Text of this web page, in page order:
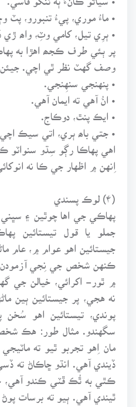
• ماءُ موري، پيءُ تنبورو، پٽ
• ٻرِي تيل، کامي وٽِ، واھ ڙي
پر ٻئي طرف ڪجھ اهڙا به
وصف گهٽ نظر ٿي اچي. جيئن:
• انُ آهي ته ايمان آهي.
• ايڪ پنٿ، دوڪاج.
• جتي باھ ٻري، اتي سيڪ اچي.
اهي پهاڪا رڳو سِڌو سنواٽو
اِنهن ۾ اظهار جي ڪا نه
(۴) لوڪ پسندي
پهاڪي جي اها چوٿين ۽
جملو يا قول تيستائين
جيستائين اهو عوام ۾، عام
ڪنهن شخص جي نِجي آزمودن
۾ ٿور- اکرائي، خيالن جي
نه هجي، پر جيستائين ٻين
پوندي، تيستائين اهو
سگهندو. مثال طور: هڪ
مان اِهو تجربو ٿيو ته
ڏيندي آهي. انڌو ڇاڪاڻ ته
ڪٿي به ٿُڪ ڦٽي ڪندو
ٿيندي آهي. ٻيو ته برسات